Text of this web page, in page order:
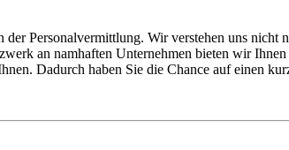
Personalvermittlung. Wir verstehen uns nicht
an namhaften Unternehmen bieten wir
Dadurch haben Sie die Chance auf einen